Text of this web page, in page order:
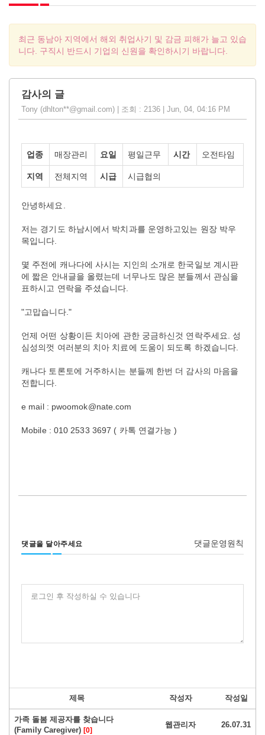
최근 동남아 지역에서 해외 취업사기 및 감금 피해가 늘고 있습
니다. 구직시 반드시 기업의 신원을 확인하시기 바랍니다.
감사의 글
Tony (dhlton**@gmail.com) | 조회 : 2136 | Jun, 04, 04:16 PM
업종 매장관리 요일 평일근무 시간 오전타임
지역 전체지역 시급 시급협의
안녕하세요.
저는 경기도 하남시에서 박치과를 운영하고있는 원장 박우
목입니다.
몇 주전에 캐나다에 사시는 지인의 소개로 한국일보 계시판
에 짧은 안내글을 올렸는데 너무나도 많은 분들께서 관심을
표하시고 연락을 주셨습니다.
"고맙습니다."
언제 어떤 상황이든 치아에 관한 궁금하신것 연락주세요. 성
심성의껏 여러분의 치아 치료에 도움이 되도록 하겠습니다.
캐나다 토론토에 거주하시는 분들께 한번 더 감사의 마음을
전합니다.
e mail : pwoomok@nate.com
Mobile : 010 2533 3697 ( 카톡 연결가능 )
댓글을 달아주세요 댓글운영원칙
로그인 후 작성하실 수 있습니다
제목 작성자 작성일
가족 돌봄 제공자를 찾습니다
(Family Caregiver) [0]
웹관리자 26.07.31